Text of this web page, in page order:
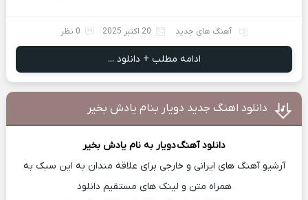
آهنگ های جدید 20 اکتبر 2025 0 نظر
ادامه مطلب + دانلود ...
دانلود اهنگ جدید دویار بنام یادش بخیر
دانلود آهنگدویار به نام یادش بخیر
آرشیو آهنگ های ایرانی و خارجی برای علاقه مندان به این سبک به
همراه متن و لینک های مستقیم دانلود